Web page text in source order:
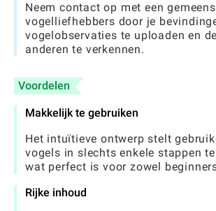
Neem contact op met een
vogelliefhebbers door je
vogelobservaties te uploaden en
anderen te verkennen.
Voordelen
Makkelijk te gebruiken
Het intuïtieve ontwerp stelt
vogels in slechts enkele stappen
wat perfect is voor zowel
Rijke inhoud